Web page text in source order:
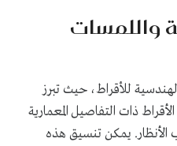
واللمسات
للأقراط، حيث تبرز
ذات التفاصيل المعمارية
يمكن تنسيق هذه